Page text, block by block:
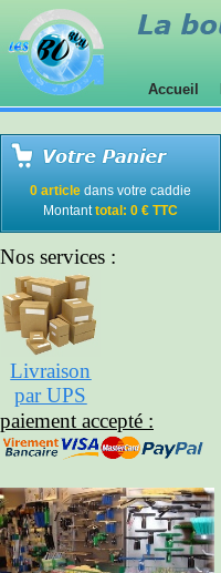
Accueil
0 article dans votre caddie
Montanttotal: 0 € TTC
Nos services :
Livraison
par UPS
paiement accepté :